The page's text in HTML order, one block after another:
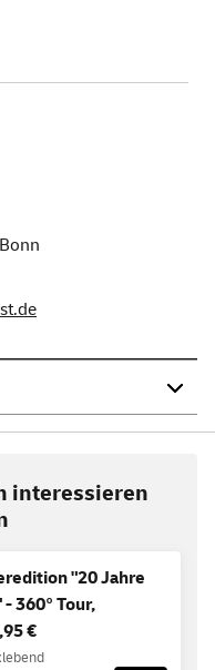
Bonn
interessieren
"20 Jahre
360° Tour,
€